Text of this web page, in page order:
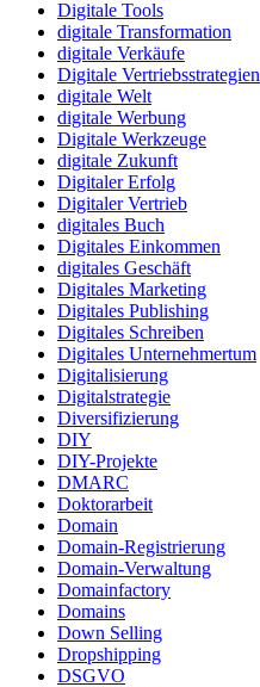
Digitale Tools
digitale Transformation
digitale Verkäufe
Digitale Vertriebsstrategien
digitale Welt
digitale Werbung
Digitale Werkzeuge
digitale Zukunft
Digitaler Erfolg
Digitaler Vertrieb
digitales Buch
Digitales Einkommen
digitales Geschäft
Digitales Marketing
Digitales Publishing
Digitales Schreiben
Digitales Unternehmertum
Digitalisierung
Digitalstrategie
Diversifizierung
DIY
DIY-Projekte
DMARC
Doktorarbeit
Domain
Domain-Registrierung
Domain-Verwaltung
Domainfactory
Domains
Down Selling
Dropshipping
DSGVO